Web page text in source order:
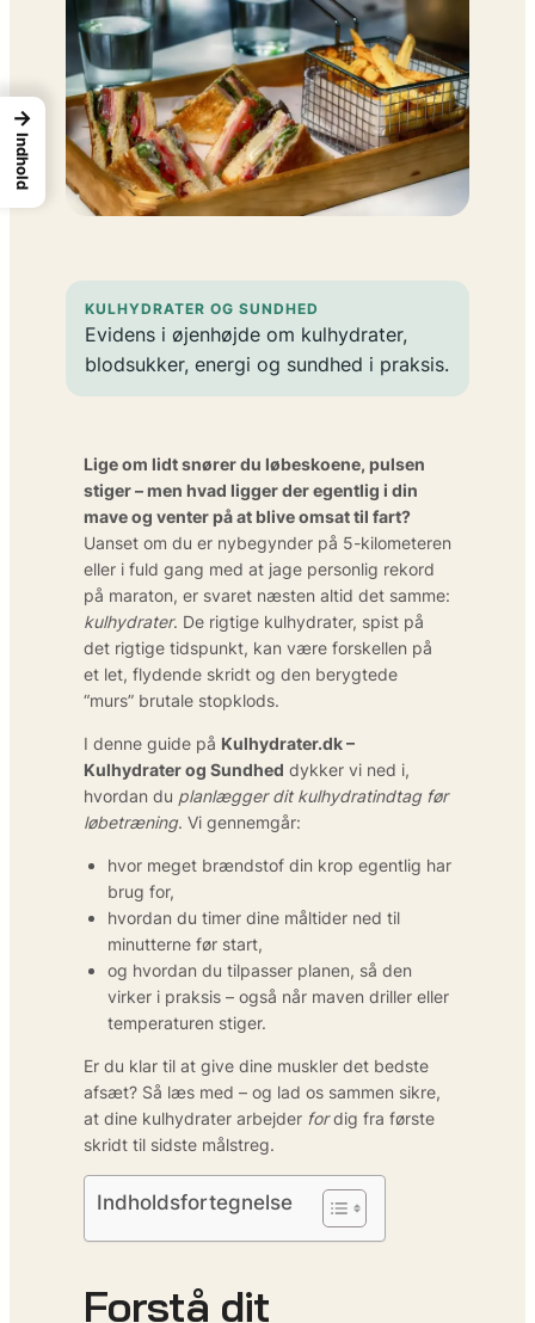
KULHYDRATER OG SUNDHED
Evidens i øjenhøjde om kulhydrater,
blodsukker, energi og sundhed i praksis.
Lige om lidt snører du løbeskoene, pulsen
stiger – men hvad ligger der egentlig i din
mave og venter på at blive omsat til fart?
Uanset om du er nybegynder på 5-kilometeren
eller i fuld gang med at jage personlig rekord
på maraton, er svaret næsten altid det samme:
kulhydrater. De rigtige kulhydrater, spist på
det rigtige tidspunkt, kan være forskellen på
et let, flydende skridt og den berygtede
“murs” brutale stopklods.
I denne guide på Kulhydrater.dk –
Kulhydrater og Sundhed dykker vi ned i,
hvordan du planlægger dit kulhydratindtag før
løbetræning. Vi gennemgår:
hvor meget brændstof din krop egentlig har
brug for,
hvordan du timer dine måltider ned til
minutterne før start,
og hvordan du tilpasser planen, så den
virker i praksis – også når maven driller eller
temperaturen stiger.
Er du klar til at give dine muskler det bedste
afsæt? Så læs med – og lad os sammen sikre,
at dine kulhydrater arbejder fordig fra første
skridt til sidste målstreg.
Indholdsfortegnelse
Forstå dit
→
Indhold